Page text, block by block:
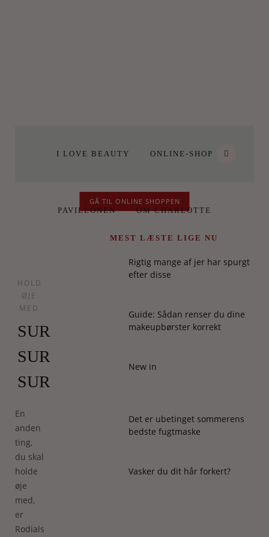
I LOVE BEAUTY ONLINE-SHOP
PAVILLONEN OM CHARLOTTE
GÅ TIL ONLINE SHOPPEN
HOLD
ØJE
MED
SUR
SUR
SUR
En
anden
ting,
du skal
holde
øje
med,
er
Rodials
MEST LÆSTE LIGE NU
Rigtig mange af jer har spurgt
efter disse
Guide: Sådan renser du dine
makeupbørster korrekt
New in
Det er ubetinget sommerens
bedste fugtmaske
Vasker du dit hår forkert?